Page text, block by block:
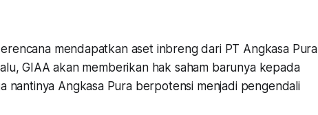
mendapatkan aset inbreng dari PT Angkasa Pura
GIAA akan memberikan hak saham barunya kepada
nantinya Angkasa Pura berpotensi menjadi pengendali